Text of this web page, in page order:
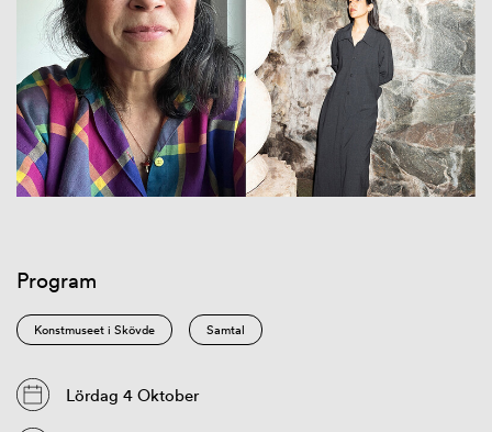
Aktuella program
Digitalt program
Tidigare program
Barn och unga
Program
Konstmuseet i Skövde Samtal
Lördag 4 Oktober